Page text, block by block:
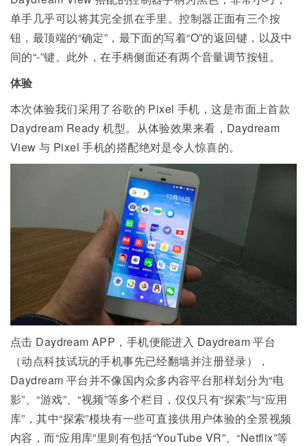
单手几乎可以将其完全抓在手里。控制器正面有三个按
钮，最顶端的“确定”，最下面的写着“O”的返回键，以及中
间的“-”键。此外，在手柄侧面还有两个音量调节按钮。
体验
本次体验我们采用了谷歌的 Pixel 手机，这是市面上首款
Daydream Ready 机型。从体验效果来看，Daydream
View 与 Pixel 手机的搭配绝对是令人惊喜的。
点击 Daydream APP，手机便能进入 Daydream 平台
（动点科技试玩的手机事先已经翻墙并注册登录），
Daydream 平台并不像国内众多内容平台那样划分为“电
影”、“游戏”、“视频”等多个栏目，仅仅只有“探索”与“应用
库”，其中“探索”模块有一些可直接供用户体验的全景视频
内容，而“应用库”里则有包括“YouTube VR”、“Netflix”等